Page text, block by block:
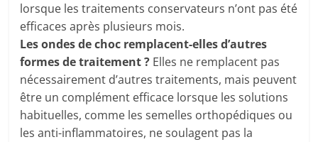
lorsque les traitements conservateurs n’ont pas été
efficaces après plusieurs mois.
Les ondes de choc remplacent-elles d’autres
formes de traitement ? Elles ne remplacent pas
nécessairement d’autres traitements, mais peuvent
être un complément efficace lorsque les solutions
habituelles, comme les semelles orthopédiques ou
les anti-inflammatoires, ne soulagent pas la